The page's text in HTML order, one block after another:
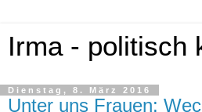
Irma - politisch
Dienstag, 8. März 2016
Unter uns Frauen: